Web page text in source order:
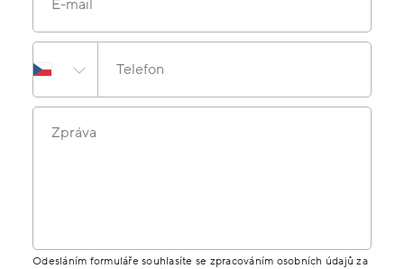
E-mail
Telefon
Zpráva
Odesláním formuláře souhlasíte se zpracováním osobních údajů za